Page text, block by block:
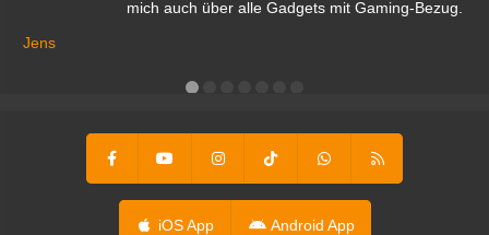
mich auch über alle Gadgets mit Gaming-Bezug.
Jens
iOS App Android App